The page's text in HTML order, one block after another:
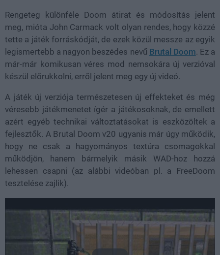
Rengeteg különféle Doom átirat és módosítás jelent
meg, mióta John Carmack volt olyan rendes, hogy közzé
tette a játék forráskódját, de ezek közül messze az egyik
legismertebb a nagyon beszédes nevű Brutal Doom. Ez a
már-már komikusan véres mod nemsokára új verzióval
készül előrukkolni, erről jelent meg egy új videó.
A játék új verziója természetesen új effekteket és még
véresebb játékmenetet ígér a játékosoknak, de emellett
azért egyéb technikai változtatásokat is eszközöltek a
fejlesztők. A Brutal Doom v20 ugyanis már úgy működik,
hogy ne csak a hagyományos textúra csomagokkal
működjön, hanem bármelyik másik WAD-hoz hozzá
lehessen csapni (az alábbi videóban pl. a FreeDoom
tesztelése zajlik).